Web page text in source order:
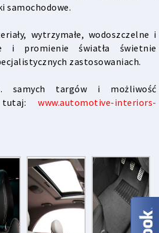
samochodowe.
wytrzymałe, wodoszczelne i
i promienie światła świetnie
zastosowaniach.
samych targów i możliwość
tutaj:www.automotive-interiors-